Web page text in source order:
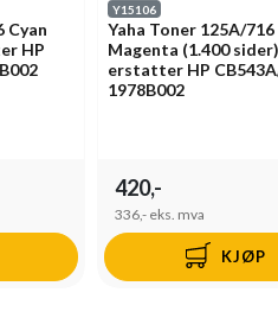
Cyan
HP
Y15106
Yaha Toner 125A/716
Magenta (1.400
erstatter HP
1978B002
420,-
336,- eks. mva
KJØP